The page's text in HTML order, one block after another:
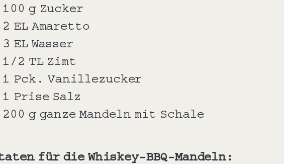
100 g Zucker
2 EL Amaretto
3 EL Wasser
1/2 TL Zimt
1 Pck. Vanillezucker
1 Prise Salz
200 g ganze Mandeln mit Schale
für die Whiskey-BBQ-Mandeln: